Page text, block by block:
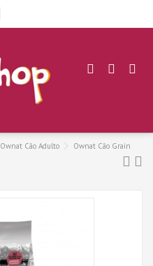
Ownat Cão Adulto
Ownat Cão Grain